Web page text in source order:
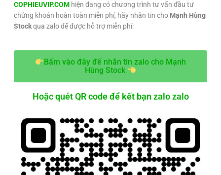
COPHIEUVIP.COM hiện đang có chương trình tư vấn đầu tư
chứng khoán hoàn toàn miễn phí, hãy nhắn tin cho Mạnh Hùng
Stockqua zalo để được hỗ trợ miễn phí:
Bấm vào đây để nhắn tin zalo cho Mạnh
Hùng Stock
Hoặc quét QR code để kết bạn zalo zalo